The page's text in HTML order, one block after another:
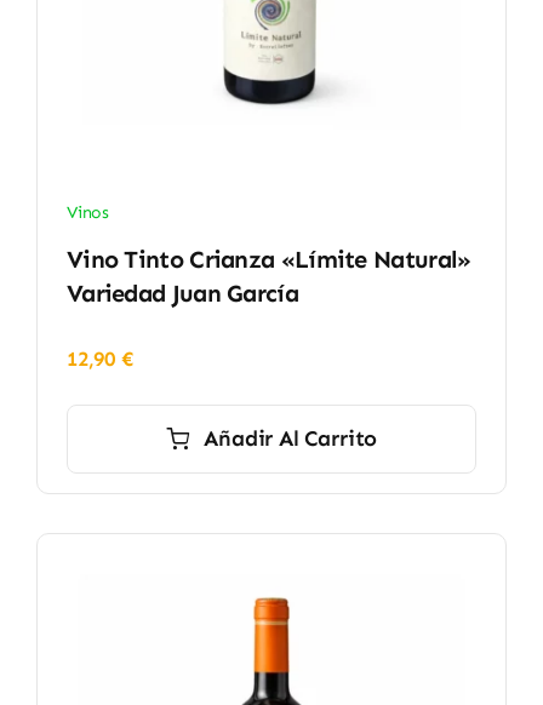
Vinos
Vino Tinto Crianza «Límite Natural»
Variedad Juan García
12,90 €
Añadir Al Carrito